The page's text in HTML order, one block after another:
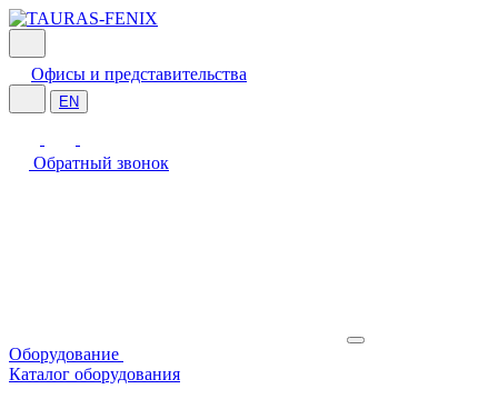
Офисы и представительства
EN
Обратный звонок
Оборудование
Каталог оборудования